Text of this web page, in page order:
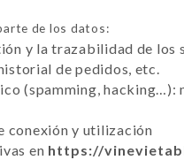
de los datos:
y la trazabilidad de
de pedidos, etc.
(spamming,
conexión y utilización
en https://